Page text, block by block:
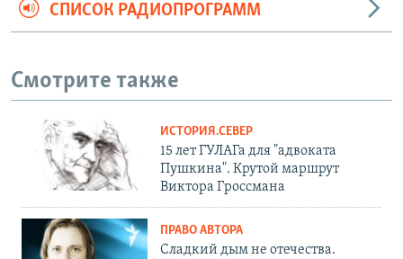
СПИСОК РАДИОПРОГРАММ
Смотрите также
ИСТОРИЯ.СЕВЕР
15 лет ГУЛАГа для "адвоката
Пушкина". Крутой маршрут
Виктора Гроссмана
ПРАВО АВТОРА
Сладкий дым не отечества.